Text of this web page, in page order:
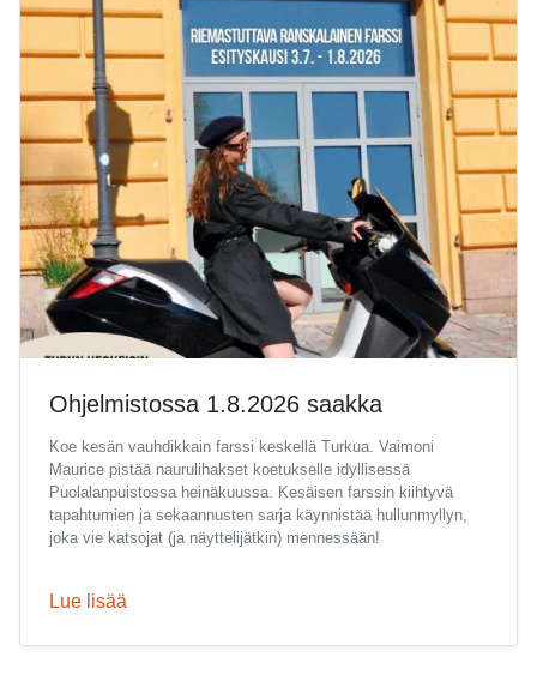
Ohjelmistossa 1.8.2026 saakka
Koe kesän vauhdikkain farssi keskellä Turkua. Vaimoni
Maurice pistää naurulihakset koetukselle idyllisessä
Puolalanpuistossa heinäkuussa. Kesäisen farssin kiihtyvä
tapahtumien ja sekaannusten sarja käynnistää hullunmyllyn,
joka vie katsojat (ja näyttelijätkin) mennessään!
Lue lisää